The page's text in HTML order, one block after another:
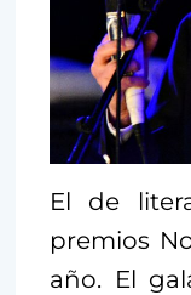
El de
premios
año. El